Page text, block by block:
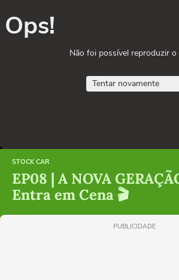
Ops!
Não foi possível reproduzir o
Tentar novamente
STOCK CAR
EP08 | A NOVA
Entra em Cena 🎬
PUBLICIDADE